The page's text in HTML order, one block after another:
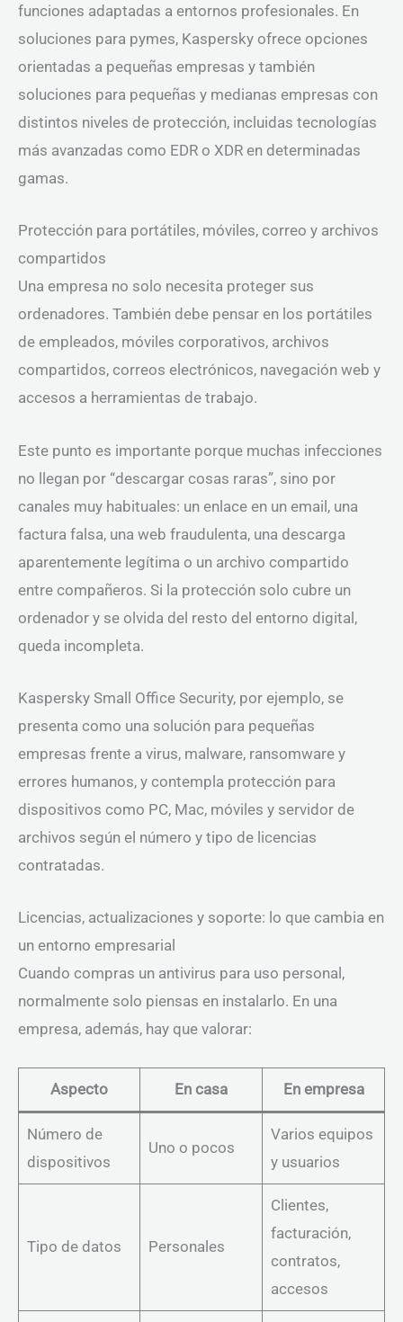
funciones adaptadas a entornos profesionales. En
soluciones para pymes, Kaspersky ofrece opciones
orientadas a pequeñas empresas y también
soluciones para pequeñas y medianas empresas con
distintos niveles de protección, incluidas tecnologías
más avanzadas como EDR o XDR en determinadas
gamas.
Protección para portátiles, móviles, correo y archivos
compartidos
Una empresa no solo necesita proteger sus
ordenadores. También debe pensar en los portátiles
de empleados, móviles corporativos, archivos
compartidos, correos electrónicos, navegación web y
accesos a herramientas de trabajo.
Este punto es importante porque muchas infecciones
no llegan por “descargar cosas raras”, sino por
canales muy habituales: un enlace en un email, una
factura falsa, una web fraudulenta, una descarga
aparentemente legítima o un archivo compartido
entre compañeros. Si la protección solo cubre un
ordenador y se olvida del resto del entorno digital,
queda incompleta.
Kaspersky Small Office Security, por ejemplo, se
presenta como una solución para pequeñas
empresas frente a virus, malware, ransomware y
errores humanos, y contempla protección para
dispositivos como PC, Mac, móviles y servidor de
archivos según el número y tipo de licencias
contratadas.
Licencias, actualizaciones y soporte: lo que cambia en
un entorno empresarial
Cuando compras un antivirus para uso personal,
normalmente solo piensas en instalarlo. En una
empresa, además, hay que valorar:
Aspecto En casa En empresa
Número de
dispositivos
Uno o pocos
Varios equipos
y usuarios
Tipo de datos Personales
Clientes,
facturación,
contratos,
accesos